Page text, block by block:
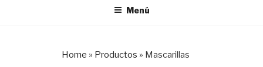
Menú
Home » Productos » Mascarillas